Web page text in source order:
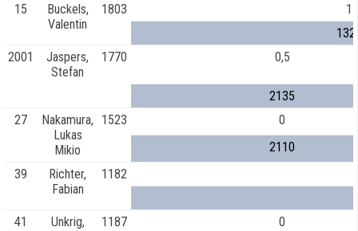
15
Buckels,
Valentin
1803
1
2001
Jaspers,
Stefan
1770 0,5
2135
27
Nakamura,
Lukas
Mikio
1523
0
2110
39
Richter,
Fabian
1182
41
Unkrig,
1187
0